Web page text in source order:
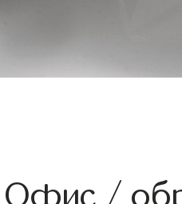
Офис /